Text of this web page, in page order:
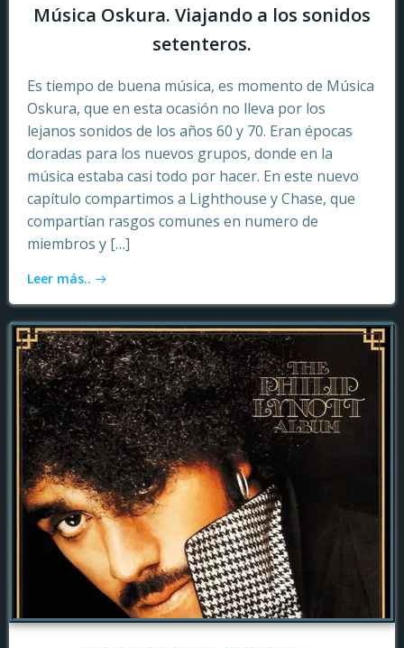
Música Oskura. Viajando a los sonidos
setenteros.
Es tiempo de buena música, es momento de Música
Oskura, que en esta ocasión no lleva por los
lejanos sonidos de los años 60 y 70. Eran épocas
doradas para los nuevos grupos, donde en la
música estaba casi todo por hacer. En este nuevo
capítulo compartimos a Lighthouse y Chase, que
compartían rasgos comunes en numero de
miembros y […]
Leer más..